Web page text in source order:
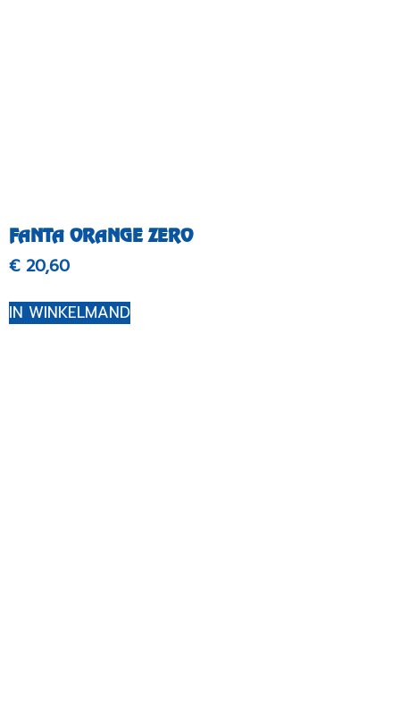
FANTA ORANGE ZERO
€20,60
IN WINKELMAND